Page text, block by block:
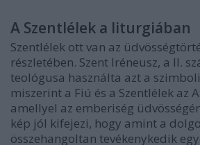
A Szentlélek a liturgiában
Szentlélek ott van az
részletében. Szent Iréneusz, a II.
teológusa használta azt a
miszerint a Fiú és a Szentlélek az
amellyel az emberiség
kép jól kifejezi, hogy amint a
összehangoltan tevékenykedik